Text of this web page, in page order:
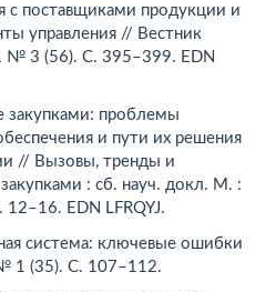
с поставщиками продукции и
управления // Вестник
№ 3 (56). С. 395–399. EDN
закупками: проблемы
и пути их решения
// Вызовы, тренды и
: сб. науч. докл. М. :
EDN LFRQYJ.
система: ключевые ошибки
1 (35). С. 107–112.